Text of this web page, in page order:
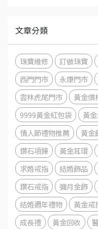
文章分類
珠寶維修 訂做珠寶
西門門市
永康門市
雲林虎尾門市
黃金價
9999黃金紅包袋
黃
情人節禮物推薦
黃金
鑽石項鍊
黃金耳環
求婚戒指
結婚飾品
鑽石戒指
彌月金飾
結婚週年禮物
黃金戒
成長禮
黃金回收